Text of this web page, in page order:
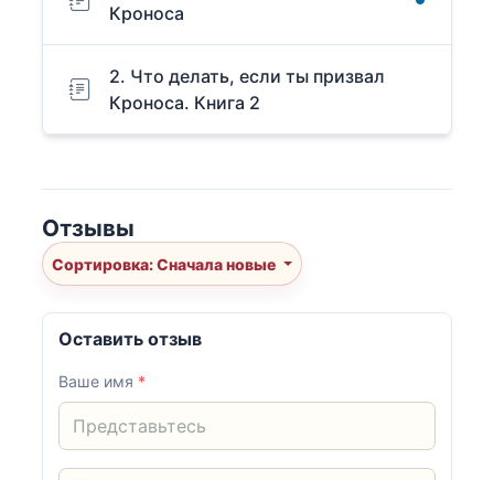
Кроноса
2. Что делать, если ты призвал
Кроноса. Книга 2
Отзывы
Сортировка: Сначала новые
Оставить отзыв
Ваше имя *